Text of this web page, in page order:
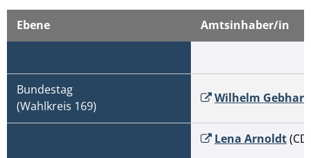
Ebene Amtsinhaber/in
Bundestag
(Wahlkreis 169)
Wilhelm Gebhard
Lena Arnoldt